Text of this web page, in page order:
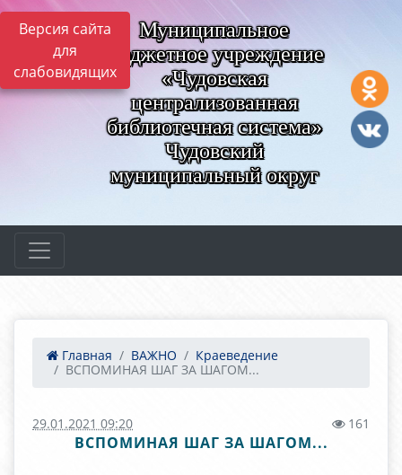
Версия сайта
для
слабовидящих
Муниципальное
бюджетное учреждение
«Чудовская
централизованная
библиотечная система»
Чудовский
муниципальный округ
Главная ВАЖНО
Краеведение
ВСПОМИНАЯ ШАГ ЗА ШАГОМ...
29.01.2021 09:20 161
ВСПОМИНАЯ ШАГ ЗА ШАГОМ...